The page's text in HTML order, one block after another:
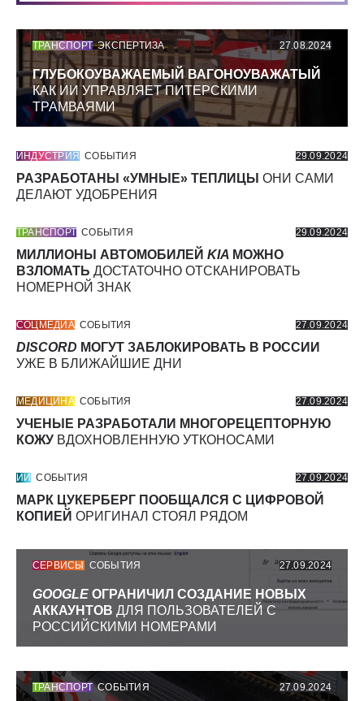
ТРАНСПОРТ ЭКСПЕРТИЗА 27.08.2024
ГЛУБОКОУВАЖАЕМЫЙ ВАГОНОУВАЖАТЫЙ
КАК ИИ УПРАВЛЯЕТ ПИТЕРСКИМИ
ТРАМВАЯМИ
ИНДУСТРИЯ СОБЫТИЯ 29.09.2024
РАЗРАБОТАНЫ «УМНЫЕ» ТЕПЛИЦЫ ОНИ САМИ
ДЕЛАЮТ УДОБРЕНИЯ
ТРАНСПОРТ СОБЫТИЯ 29.09.2024
МИЛЛИОНЫ АВТОМОБИЛЕЙ KIA МОЖНО
ВЗЛОМАТЬ ДОСТАТОЧНО ОТСКАНИРОВАТЬ
НОМЕРНОЙ ЗНАК
СОЦМЕДИА СОБЫТИЯ 27.09.2024
DISCORD МОГУТ ЗАБЛОКИРОВАТЬ В РОССИИ
УЖЕ В БЛИЖАЙШИЕ ДНИ
МЕДИЦИНА СОБЫТИЯ 27.09.2024
УЧЕНЫЕ РАЗРАБОТАЛИ МНОГОРЕЦЕПТОРНУЮ
КОЖУ ВДОХНОВЛЕННУЮ УТКОНОСАМИ
ИИ СОБЫТИЯ 27.09.2024
МАРК ЦУКЕРБЕРГ ПООБЩАЛСЯ С ЦИФРОВОЙ
КОПИЕЙ ОРИГИНАЛ СТОЯЛ РЯДОМ
СЕРВИСЫ СОБЫТИЯ 27.09.2024
GOOGLE ОГРАНИЧИЛ СОЗДАНИЕ НОВЫХ
АККАУНТОВ ДЛЯ ПОЛЬЗОВАТЕЛЕЙ С
РОССИЙСКИМИ НОМЕРАМИ
ТРАНСПОРТ СОБЫТИЯ 27.09.2024